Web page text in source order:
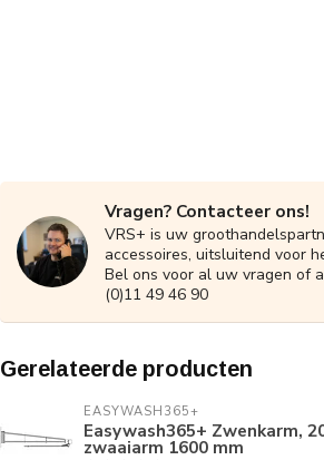
Vragen? Contacteer ons!
VRS+ is uw
accessoires, uitsluitend voor
Bel ons voor al uw vragen of
(0)11 49 46 90
Gerelateerde producten
EASYWASH365+
Easywash365+ Zwenkarm,
zwaaiarm 1600 mm